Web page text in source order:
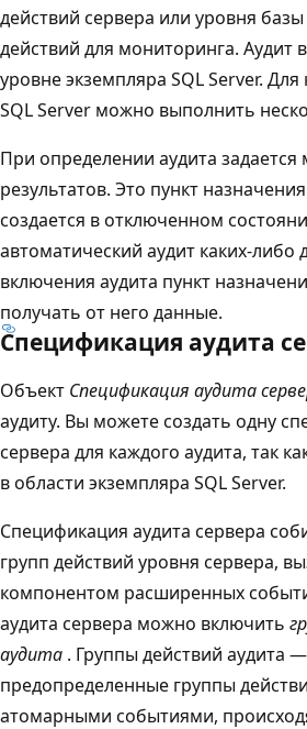
действий сервера или уровня
действий для мониторинга. Аудит
уровне экземпляра SQL Server.
SQL Server можно выполнить
При определении аудита задается
результатов. Это пункт
создается в отключенном
автоматический аудит каких-либо
включения аудита пункт
получать от него данные.
Спецификация аудита
Объект Спецификация аудита
аудиту. Вы можете создать одну
сервера для каждого аудита, так
в области экземпляра SQL Server.
Спецификация аудита сервера
групп действий уровня сервера,
компонентом расширенных
аудита сервера можно включить
аудита . Группы действий аудита
предопределенные группы
атомарными событиями,